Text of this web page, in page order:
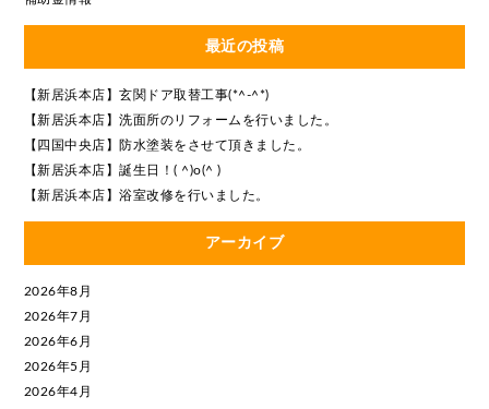
最近の投稿
【新居浜本店】玄関ドア取替工事(*^-^*)
【新居浜本店】洗面所のリフォームを行いました。
【四国中央店】防水塗装をさせて頂きました。
【新居浜本店】誕生日！( ^)o(^ )
【新居浜本店】浴室改修を行いました。
アーカイブ
2026年8月
2026年7月
2026年6月
2026年5月
2026年4月